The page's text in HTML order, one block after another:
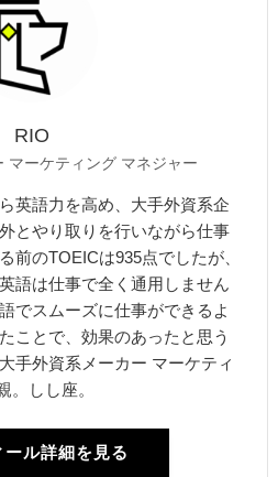
RIO
マーケティング マネジャー
英語力を高め、大手外資系企
とやり取りを行いながら仕事
前のTOEICは935点でしたが、
語は仕事で全く通用しません
でスムーズに仕事ができるよ
ことで、効果のあったと思う
手外資系メーカー マーケティ
。しし座。
ール詳細を見る